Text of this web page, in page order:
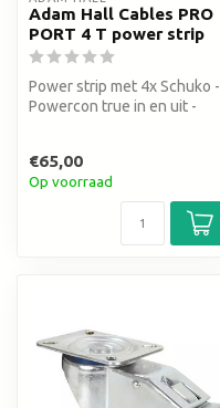
Adam Hall Cables PRO
PORT 4 T power strip
Power strip met 4x Schuko -
Powercon true in en uit -
€65,00
Op voorraad